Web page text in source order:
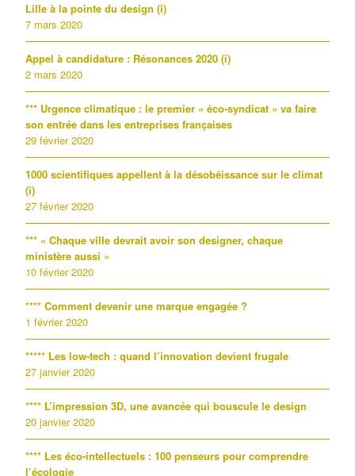
Lille à la pointe du design (i)
7 mars 2020
Appel à candidature : Résonances 2020 (i)
2 mars 2020
*** Urgence climatique : le premier « éco-syndicat » va faire
son entrée dans les entreprises françaises
29 février 2020
1000 scientifiques appellent à la désobéissance sur le climat
(i)
27 février 2020
*** « Chaque ville devrait avoir son designer, chaque
ministère aussi »
10 février 2020
**** Comment devenir une marque engagée ?
1 février 2020
***** Les low-tech : quand l’innovation devient frugale
27 janvier 2020
**** L’impression 3D, une avancée qui bouscule le design
20 janvier 2020
**** Les éco-intellectuels : 100 penseurs pour comprendre
l’écologie